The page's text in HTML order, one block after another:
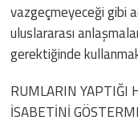
vazgeçmeyeceği gibi
uluslararası
gerektiğinde
RUMLARIN YAPTIĞI
İSABETİNİ